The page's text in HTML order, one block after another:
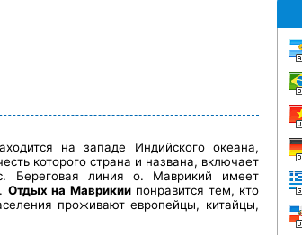
на западе Индийского океана,
которого страна и названа, включает
Береговая линия о. Маврикий имеет
Отдых на Маврикиипонравится тем, кто
проживают европейцы, китайцы,